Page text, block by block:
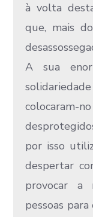
à volta
que, mais
A sua
por isso
despertar
provocar a
pessoas